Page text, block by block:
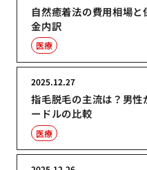
自然癒着法の費用相場
金内訳
医療
指毛脱毛の主流は？男
ードルの比較
2025.12.27
医療